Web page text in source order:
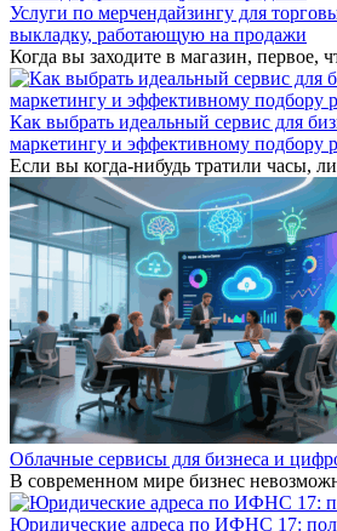
Услуги по мерчендайзингу для
выкладку, работающую на продажи
Когда вы заходите в магазин, первое,
Как выбрать идеальный сервис для
маркетингу и эффективному подбору
Если вы когда-нибудь тратили часы,
Облачные сервисы для бизнеса и
В современном мире бизнес
Юридические адреса по ИФНС 17: